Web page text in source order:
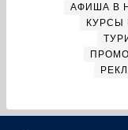
АФИША В
КУРСЫ